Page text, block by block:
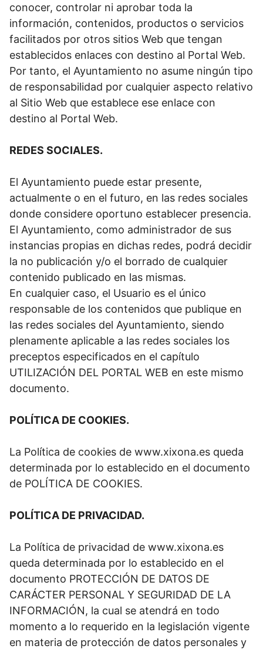
conocer, controlar ni aprobar toda la
información, contenidos, productos o servicios
facilitados por otros sitios Web que tengan
establecidos enlaces con destino al Portal Web.
Por tanto, el Ayuntamiento no asume ningún tipo
de responsabilidad por cualquier aspecto relativo
al Sitio Web que establece ese enlace con
destino al Portal Web.
REDES SOCIALES.
El Ayuntamiento puede estar presente,
actualmente o en el futuro, en las redes sociales
donde considere oportuno establecer presencia.
El Ayuntamiento, como administrador de sus
instancias propias en dichas redes, podrá decidir
la no publicación y/o el borrado de cualquier
contenido publicado en las mismas.
En cualquier caso, el Usuario es el único
responsable de los contenidos que publique en
las redes sociales del Ayuntamiento, siendo
plenamente aplicable a las redes sociales los
preceptos especificados en el capítulo
UTILIZACIÓN DEL PORTAL WEB en este mismo
documento.
POLÍTICA DE COOKIES.
La Política de cookies de www.xixona.es queda
determinada por lo establecido en el documento
de POLÍTICA DE COOKIES.
POLÍTICA DE PRIVACIDAD.
La Política de privacidad de www.xixona.es
queda determinada por lo establecido en el
documento PROTECCIÓN DE DATOS DE
CARÁCTER PERSONAL Y SEGURIDAD DE LA
INFORMACIÓN, la cual se atendrá en todo
momento a lo requerido en la legislación vigente
en materia de protección de datos personales y